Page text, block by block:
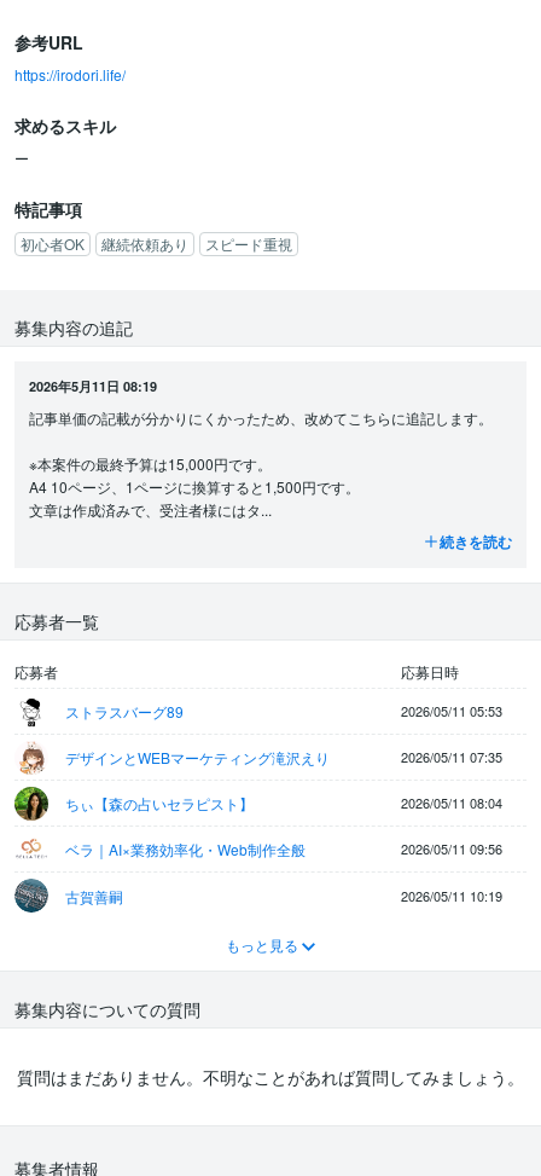
・基本的なPCスキル（Word, Excel, PowerPoint）をお持ちの方
・デザインが好きな方
・シニア層向けのコンテンツ制作経験をお持ちの方
参考URL
https://irodori.life/
求めるスキル
ー
特記事項
初心者OK 継続依頼あり スピード重視
募集内容の追記
2026年5月11日 08:19
記事単価の記載が分かりにくかったため、改めてこちらに追記します。
※本案件の最終予算は15,000円です。
A4 10ページ、1ページに換算すると1,500円です。
文章は作成済みで、受注者様にはタ...
続きを読む
応募者一覧
応募者
応募日時
ストラスバーグ89
2026/05/11 05:53
デザインとWEBマーケティング滝沢えり 2026/05/11 07:35
ちぃ【森の占いセラピスト】 2026/05/11 08:04
ベラ｜AI×業務効率化・Web制作全般 2026/05/11 09:56
古賀善嗣 2026/05/11 10:19
もっと見る
募集内容についての質問
質問はまだありません。不明なことがあれば質問してみましょう。
募集者情報